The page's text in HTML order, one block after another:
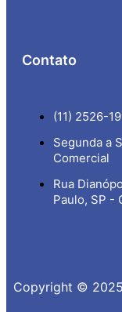
Contato
(11) 2526-
Segunda a
Comercial
Rua
Paulo, SP -
Copyright ©